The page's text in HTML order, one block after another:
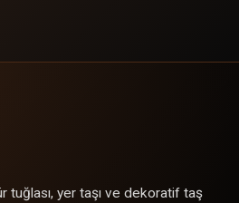
tuğlası, yer taşı ve dekoratif taş